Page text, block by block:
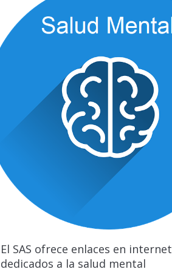
El SAS ofrece enlaces en internet
dedicados a la salud mental